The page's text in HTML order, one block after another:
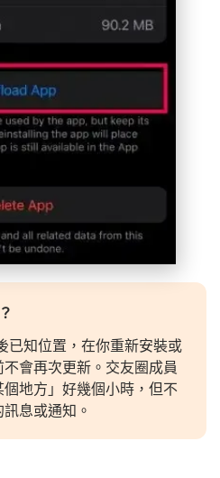
已知位置，在你重新安裝或
會再次更新。交友圈成員
地方」好幾個小時，但不
息或通知。